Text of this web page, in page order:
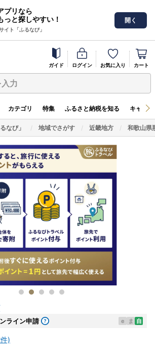
プリなら
っと探しやすい！
イト「ふるなび」
開く
ガイド ログイン お気に入り カート
力
カテゴリ 特集 ふるさと納税を知る キャン
なび」 地域でさがす 近畿地方 和歌山県
ライン申請 e ま 自
)